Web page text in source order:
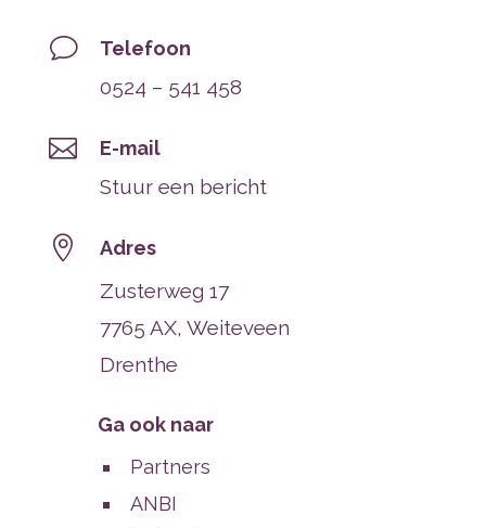
v Telefoon
0524 – 541 458
 E-mail
Stuur een bericht
 Adres
Zusterweg 17
7765 AX, Weiteveen
Drenthe
Ga ook naar
Partners
ANBI